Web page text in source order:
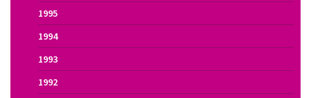
1995
1994
1993
1992